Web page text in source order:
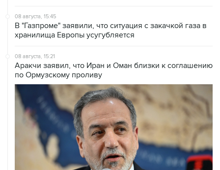
08 августа, 15:45
В "Газпроме" заявили, что ситуация с закачкой газа в
хранилища Европы усугубляется
08 августа, 15:21
Аракчи заявил, что Иран и Оман близки к соглашению
по Ормузскому проливу